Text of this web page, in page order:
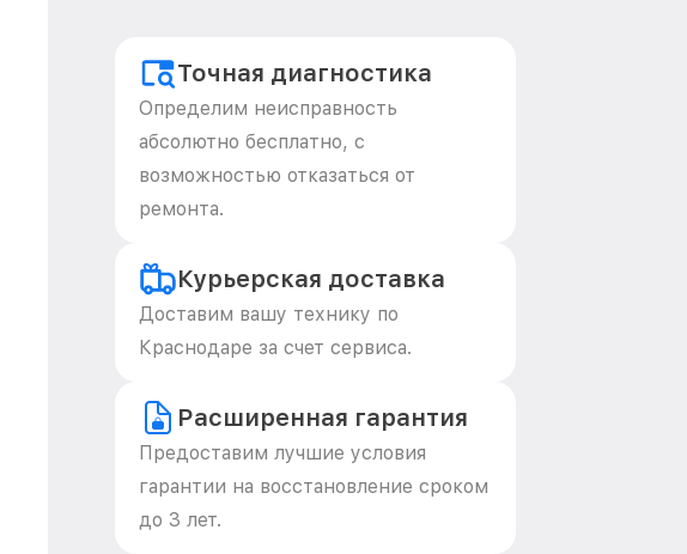
Точная диагностика
Определим неисправность
абсолютно бесплатно, с
возможностью отказаться от
ремонта.
Курьерская доставка
Доставим вашу технику по
Краснодаре за счет сервиса.
Расширенная гарантия
Предоставим лучшие условия
гарантии на восстановление сроком
до 3 лет.